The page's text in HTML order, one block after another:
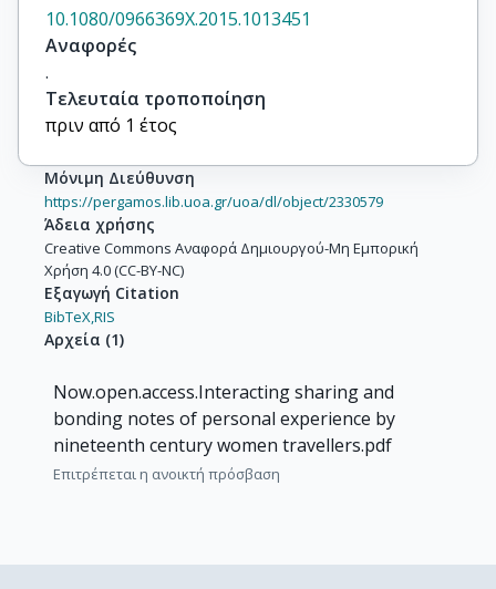
10.1080/0966369X.2015.1013451
Αναφορές
.
Τελευταία τροποποίηση
πριν από 1 έτος
Μόνιμη Διεύθυνση
https://pergamos.lib.uoa.gr/uoa/dl/object/2330579
Άδεια χρήσης
Creative Commons Αναφορά Δημιουργού-Μη Εμπορική
Χρήση 4.0 (CC-BY-NC)
Εξαγωγή Citation
BibTeX,RIS
Αρχεία (1)
Now.open.access.Interacting sharing and
bonding notes of personal experience by
nineteenth century women travellers.pdf
Επιτρέπεται η ανοικτή πρόσβαση